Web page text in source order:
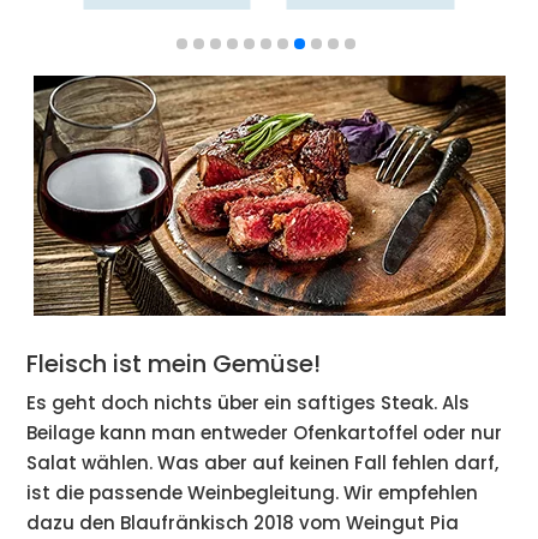
Fleisch ist mein Gemüse!
Es geht doch nichts über ein saftiges Steak. Als
Beilage kann man entweder Ofenkartoffel oder nur
Salat wählen. Was aber auf keinen Fall fehlen darf,
ist die passende Weinbegleitung. Wir empfehlen
dazu den Blaufränkisch 2018 vom Weingut Pia